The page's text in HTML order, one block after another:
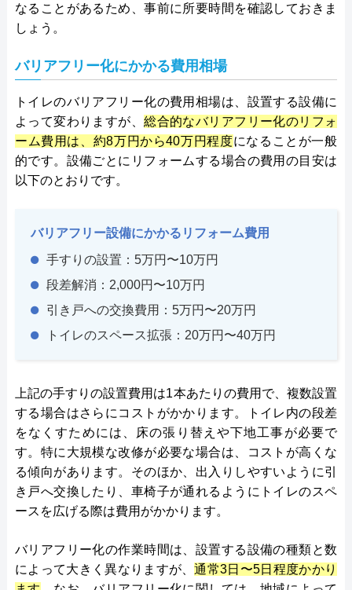
なることがあるため、事前に所要時間を確認しておきま
しょう。
バリアフリー化にかかる費用相場
トイレのバリアフリー化の費用相場は、設置する設備に
よって変わりますが、総合的なバリアフリー化のリフォ
ーム費用は、約8万円から40万円程度になることが一般
的です。設備ごとにリフォームする場合の費用の目安は
以下のとおりです。
バリアフリー設備にかかるリフォーム費用
手すりの設置：5万円〜10万円
段差解消：2,000円〜10万円
引き戸への交換費用：5万円〜20万円
トイレのスペース拡張：20万円〜40万円
上記の手すりの設置費用は1本あたりの費用で、複数設置
する場合はさらにコストがかかります。トイレ内の段差
をなくすためには、床の張り替えや下地工事が必要で
す。特に大規模な改修が必要な場合は、コストが高くな
る傾向があります。そのほか、出入りしやすいように引
き戸へ交換したり、車椅子が通れるようにトイレのスペ
ースを広げる際は費用がかかります。
バリアフリー化の作業時間は、設置する設備の種類と数
によって大きく異なりますが、通常3日〜5日程度かかり